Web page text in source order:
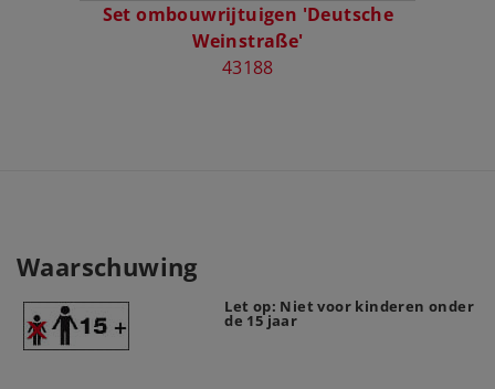
Set ombouwrijtuigen 'Deutsche
Weinstraße'
43188
Waarschuwing
Let op: Niet voor kinderen onder
de 15 jaar